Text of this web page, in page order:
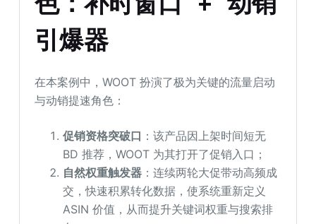
引爆器
在本案例中，WOOT 扮演了极为关键的流量启动
与动销提速角色：
促销资格突破口 ：该产品因上架时间短无
BD 推荐，WOOT 为其打开了促销入口；
自然权重触发器 ：连续两轮大促带动高频成
交，快速积累转化数据，使系统重新定义
ASIN 价值，从而提升关键词权重与搜索排